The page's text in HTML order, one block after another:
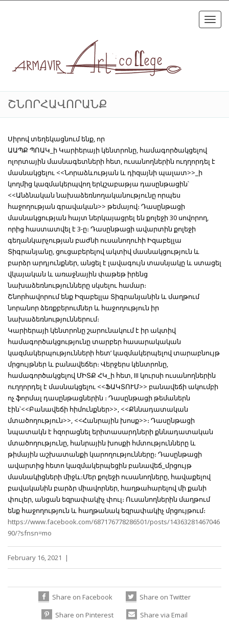
ՇՆՈՐՀԱՎՈՐԱՆՔ
Սիրով տեղեկացնում ենք, որ
ԱԱՊՔ ՊՈԱԿ_ի Կարիերայի կենտրոնը, համագործակցելով
ոլորտային մասնագետների հետ, ուսանողներին ուղղորդել է
մասնակցելու <<Նորաձևության և դիզայնի պալատ>>_ի
կողմից կազմակերպվող երկշաբաթյա դասընթացին՝
<<Անձնական նախաձեռնողականությունը որպես
հաջողության գրավական>> թեմայով։ Դասընթացի
մասնակցության հայտ ներկայացրել են քոլեջի 30 սովորող,
որից հաստատվել է 3-ը։ Դասընթացի ավարտին քոլեջի
գեղանկարչության բաժնի ուսանողուհի Իզաբելլա
Տիգրանյանը, ցուցաբերելով ակտիվ մասնակցություն և
բարձր արդյունքներ, անցել է լավագույն տասնյակը և ստացել
վկայական և առաջնային փաթեթ իրենց
նախաձեռնությունները սկսելու համար։
Շնորհավորում ենք Իզաբելլա Տիգրանյանին և մաղթում
նորանոր ձեռքբերումներ և հաջողություն իր
նախաձեռնություններում։
Կարիերայի կենտրոնը շարունակում է իր ակտիվ
համագործակցությունը տարբեր հասարակական
կազմակերպությունների հետ’ կազմակերպելով տարաբնույթ
մրցույթներ և բանավեճեր։ Վերջերս կենտրոնը,
համագործակցելով ՄԻՏՔ ՀԿ_ի հետ, III կուրսի ուսանողներին
ուղղորդել է մասնակցելու <<ՖԱԿՏՈՒՄ>> բանավեճի ակումբի
ոչ ֆորմալ դասընթացներին ։ Դասընթացի թեմաներն
էին՝<<Բանավեճի հիմունքներ>>, <<Քննադատական
մտածողություն>>, <<Հանրային խոսք>>։ Դասընթացի
նպատակն է հզորացնել երիտասարդների քննադատական
մտածողությունը, հանրային խոսքի հմտությունները և
թիմային աշխատանքի կարողությունները։ Դասընթացի
ավարտից հետո կազմակերպեցին բանավեճ_մրցույթ
մասնակիցների միջև։Մեր քոլեջի ուսանողները, հավաքելով
բավականին բարձր միավորներ, հաղթահարելով մի քանի
փուլեր, անցան եզրափակիչ փուլ։ Ուսանողներին մաղթում
ենք հաջողություն և հաղթանակ եզրափակիչ մրցույթում։
https://www.facebook.com/687176778286501/posts/14363281467046
90/?sfnsn=mo
February 16, 2021 |
Share on Facebook
Share on Twitter
Share on Pinterest
Share via Email